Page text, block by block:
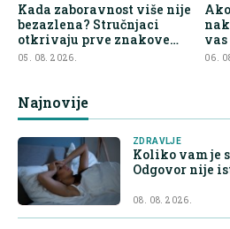
Kada zaboravnost više nije
bezazlena? Stručnjaci
otkrivaju prve znakove
demencije
05. 08. 2026. 06.
Najnovije
ZDRAVLJE
Koliko vam je
Odgovor nije
08. 08. 2026.